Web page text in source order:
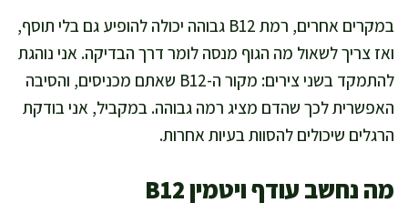
במקרים אחרים, רמת B12 גבוהה יכולה להופיע גם בלי תוסף,
ואז צריך לשאול מה הגוף מנסה לומר דרך הבדיקה. אני נוהגת
להתמקד בשני צירים: מקור ה-B12 שאתם מכניסים, והסיבה
האפשרית לכך שהדם מציג רמה גבוהה. במקביל, אני בודקת
הרגלים שיכולים להסוות בעיות אחרות.
מה נחשב עודף ויטמין B12